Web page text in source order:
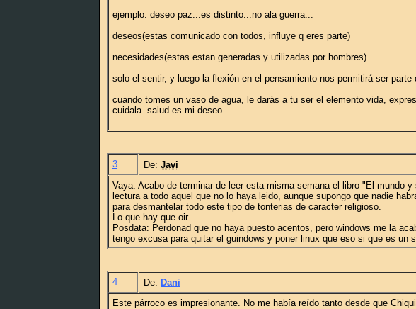
ejemplo: deseo paz...es distinto...no ala guerra...
deseos(estas comunicado con todos, influye q eres parte)
necesidades(estas estan generadas y utilizadas por hombres)
solo el sentir, y luego la flexión en el pensamiento nos permitirá ser parte
cuando tomes un vaso de agua, le darás a tu ser el elemento vida,
cuidala. salud es mi deseo
3 De: Javi
Vaya. Acabo de terminar de leer esta misma semana el libro "El mundo
lectura a todo aquel que no lo haya leido, aunque supongo que nadie
para desmantelar todo este tipo de tonterias de caracter religioso.
Lo que hay que oir.
Posdata: Perdonad que no haya puesto acentos, pero windows me la
tengo excusa para quitar el guindows y poner linux que eso si que es
4 De: Dani
Este párroco es impresionante. No me había reído tanto desde que